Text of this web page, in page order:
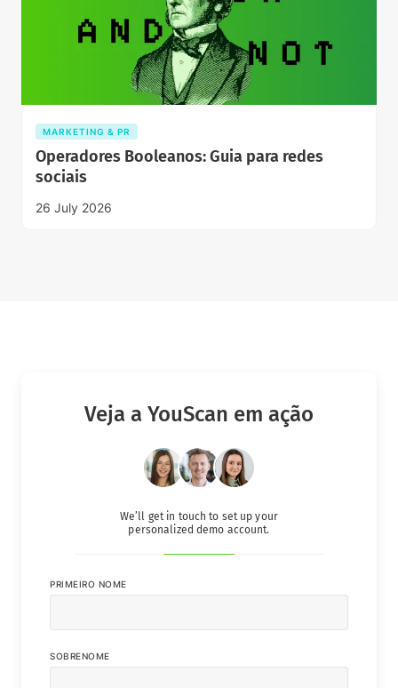
MARKETING & PR
Operadores Booleanos: Guia para redes
sociais
26 July 2026
Veja a YouScan em ação
PRIMEIRO NOME
SOBRENOME
We’ll get in touch to set up your
personalized demo account.